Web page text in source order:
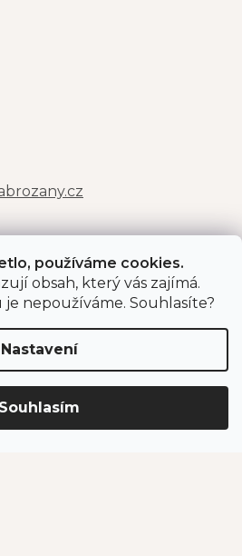
používáme cookies.
obsah, který vás zajímá.
je nepoužíváme. Souhlasíte?
Nastavení
Souhlasím